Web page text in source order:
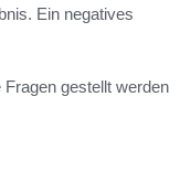
Ein negatives
gestellt werden